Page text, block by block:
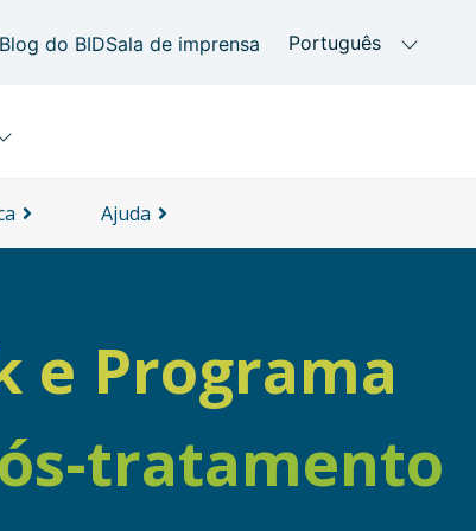
Ajuda
e Programa
tratamento